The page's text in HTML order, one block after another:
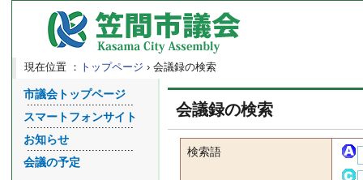
現在位置 ： トップページ › 会議録の検索
会議録の検索
検索語
市議会トップページ
スマートフォンサイト
お知らせ
会議の予定